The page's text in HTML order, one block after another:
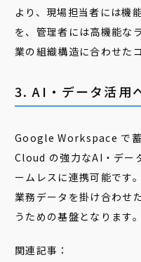
より、現場担当者には機
を、管理者には高機能な
業の組織構造に合わせた
3. AI・データ活用
Google Workspace で
Cloud の強力なAI・デー
ームレスに連携可能です
業務データを掛け合わせ
うための基盤となります。
関連記事：